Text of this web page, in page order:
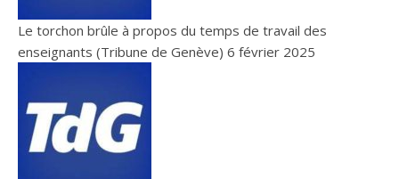
Le torchon brûle à propos du temps de travail des
enseignants (Tribune de Genève) 6 février 2025